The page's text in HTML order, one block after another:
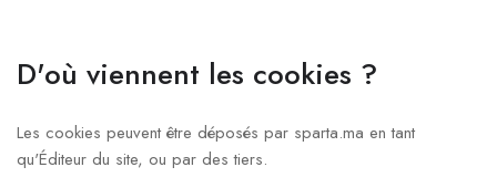
D'où viennent les cookies ?
Les cookies peuvent être déposés par sparta.ma en tant
qu'Éditeur du site, ou par des tiers.